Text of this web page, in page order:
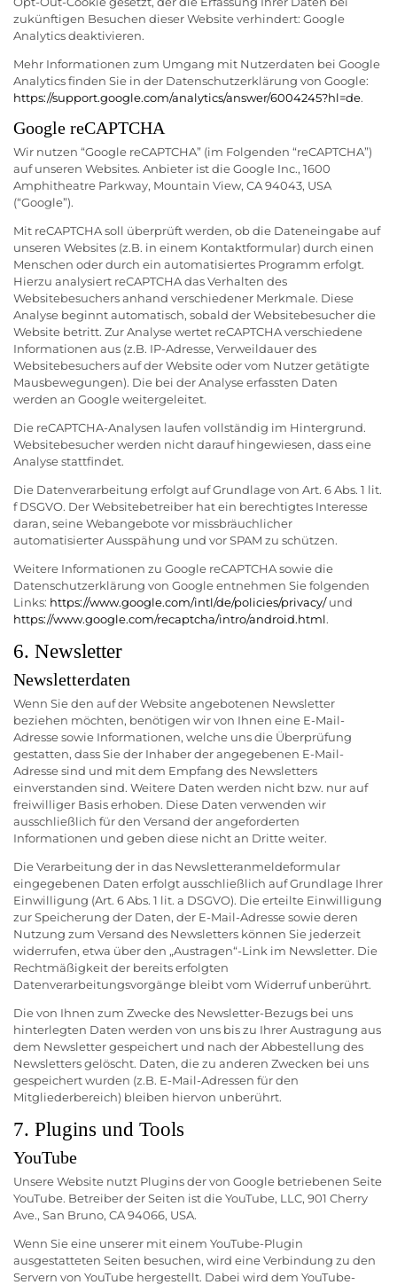
zukünftigen Besuchen dieser Website verhindert: Google
Analytics deaktivieren.
Mehr Informationen zum Umgang mit Nutzerdaten bei Google
Analytics finden Sie in der Datenschutzerklärung von Google:
https://support.google.com/analytics/answer/6004245?hl=de.
Google reCAPTCHA
Wir nutzen “Google reCAPTCHA” (im Folgenden “reCAPTCHA”)
auf unseren Websites. Anbieter ist die Google Inc., 1600
Amphitheatre Parkway, Mountain View, CA 94043, USA
(“Google”).
Mit reCAPTCHA soll überprüft werden, ob die Dateneingabe auf
unseren Websites (z.B. in einem Kontaktformular) durch einen
Menschen oder durch ein automatisiertes Programm erfolgt.
Hierzu analysiert reCAPTCHA das Verhalten des
Websitebesuchers anhand verschiedener Merkmale. Diese
Analyse beginnt automatisch, sobald der Websitebesucher die
Website betritt. Zur Analyse wertet reCAPTCHA verschiedene
Informationen aus (z.B. IP-Adresse, Verweildauer des
Websitebesuchers auf der Website oder vom Nutzer getätigte
Mausbewegungen). Die bei der Analyse erfassten Daten
werden an Google weitergeleitet.
Die reCAPTCHA-Analysen laufen vollständig im Hintergrund.
Websitebesucher werden nicht darauf hingewiesen, dass eine
Analyse stattfindet.
Die Datenverarbeitung erfolgt auf Grundlage von Art. 6 Abs. 1 lit.
f DSGVO. Der Websitebetreiber hat ein berechtigtes Interesse
daran, seine Webangebote vor missbräuchlicher
automatisierter Ausspähung und vor SPAM zu schützen.
Weitere Informationen zu Google reCAPTCHA sowie die
Datenschutzerklärung von Google entnehmen Sie folgenden
Links: https://www.google.com/intl/de/policies/privacy/und
https://www.google.com/recaptcha/intro/android.html.
6. Newsletter
Newsletterdaten
Wenn Sie den auf der Website angebotenen Newsletter
beziehen möchten, benötigen wir von Ihnen eine E-Mail-
Adresse sowie Informationen, welche uns die Überprüfung
gestatten, dass Sie der Inhaber der angegebenen E-Mail-
Adresse sind und mit dem Empfang des Newsletters
einverstanden sind. Weitere Daten werden nicht bzw. nur auf
freiwilliger Basis erhoben. Diese Daten verwenden wir
ausschließlich für den Versand der angeforderten
Informationen und geben diese nicht an Dritte weiter.
Die Verarbeitung der in das Newsletteranmeldeformular
eingegebenen Daten erfolgt ausschließlich auf Grundlage Ihrer
Einwilligung (Art. 6 Abs. 1 lit. a DSGVO). Die erteilte Einwilligung
zur Speicherung der Daten, der E-Mail-Adresse sowie deren
Nutzung zum Versand des Newsletters können Sie jederzeit
widerrufen, etwa über den „Austragen“-Link im Newsletter. Die
Rechtmäßigkeit der bereits erfolgten
Datenverarbeitungsvorgänge bleibt vom Widerruf unberührt.
Die von Ihnen zum Zwecke des Newsletter-Bezugs bei uns
hinterlegten Daten werden von uns bis zu Ihrer Austragung aus
dem Newsletter gespeichert und nach der Abbestellung des
Newsletters gelöscht. Daten, die zu anderen Zwecken bei uns
gespeichert wurden (z.B. E-Mail-Adressen für den
Mitgliederbereich) bleiben hiervon unberührt.
7. Plugins und Tools
YouTube
Unsere Website nutzt Plugins der von Google betriebenen Seite
YouTube. Betreiber der Seiten ist die YouTube, LLC, 901 Cherry
Ave., San Bruno, CA 94066, USA.
Wenn Sie eine unserer mit einem YouTube-Plugin
ausgestatteten Seiten besuchen, wird eine Verbindung zu den
Servern von YouTube hergestellt. Dabei wird dem YouTube-